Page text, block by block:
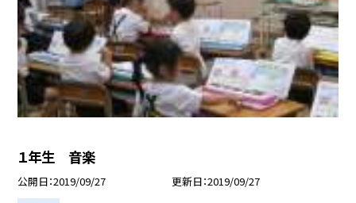
１年生 音楽
公開日 2019/09/27 更新日 2019/09/27